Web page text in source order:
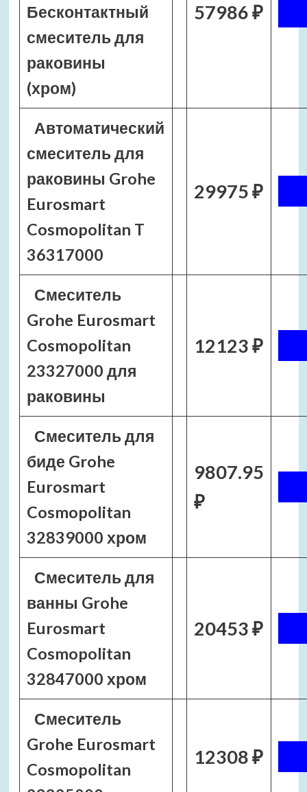
Бесконтактный
смеситель для
раковины
(хром)
57986 ₽
Автоматический
смеситель для
раковины Grohe
Eurosmart
Cosmopolitan T
36317000
29975 ₽
Смеситель
Grohe Eurosmart
Cosmopolitan
23327000 для
раковины
12123 ₽
Смеситель для
биде Grohe
Eurosmart
Cosmopolitan
32839000 хром
9807.95
₽
Смеситель для
ванны Grohe
Eurosmart
Cosmopolitan
32847000 хром
20453 ₽
Смеситель
Grohe Eurosmart
Cosmopolitan
12308 ₽